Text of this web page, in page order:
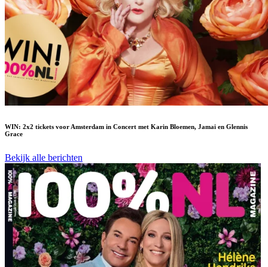
WIN: 2x2 tickets voor Amsterdam in Concert met Karin Bloemen, Jamai en Glennis
Grace
Bekijk alle berichten